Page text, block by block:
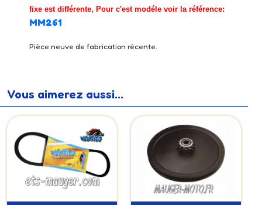
fixe est différente, Pour c'est modéle voir la référence:
MM261
Pièce neuve de fabrication récente.
Vous aimerez aussi...